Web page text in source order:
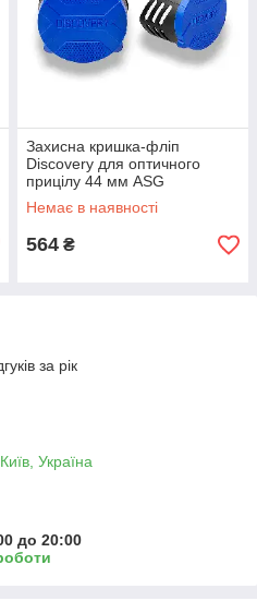
Захисна кришка-фліп
Discovery для оптичного
прицілу 44 мм ASG
Немає в наявності
564 ₴
за рік
Україна
до 20:00